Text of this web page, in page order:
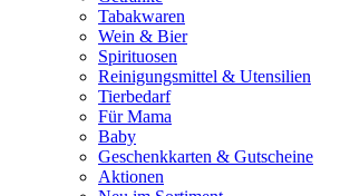
Tabakwaren
Wein & Bier
Spirituosen
Reinigungsmittel & Utensilien
Tierbedarf
Für Mama
Baby
Geschenkkarten & Gutscheine
Aktionen